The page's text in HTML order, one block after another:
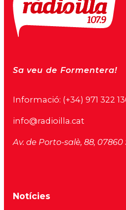
Sa veu de Formentera!
Informació: (+34) 971 322
info@radioilla.cat
Av. de Porto-salè, 88,
Notícies